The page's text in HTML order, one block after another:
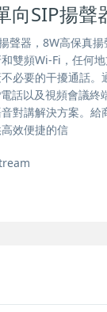
向SIP揚聲
聲器，8W高保真
雙頻Wi-Fi，任何
必要的干擾通話
話以及視頻會議終
對講解決方案。
效便捷的信